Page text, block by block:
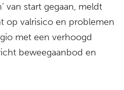
van start gegaan, meldt
op valrisico en problemen
met een verhoogd
beweegaanbod en